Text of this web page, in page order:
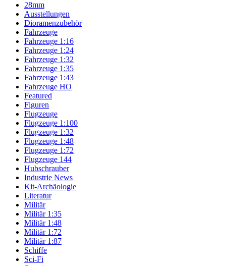
28mm
Ausstellungen
Dioramenzubehör
Fahrzeuge
Fahrzeuge 1:16
Fahrzeuge 1:24
Fahrzeuge 1:32
Fahrzeuge 1:35
Fahrzeuge 1:43
Fahrzeuge HO
Featured
Figuren
Flugzeuge
Flugzeuge 1:100
Flugzeuge 1:32
Flugzeuge 1:48
Flugzeuge 1:72
Flugzeuge 144
Hubschrauber
Industrie News
Kit-Archäologie
Literatur
Militär
Militär 1:35
Militär 1:48
Militär 1:72
Militär 1:87
Schiffe
Sci-Fi